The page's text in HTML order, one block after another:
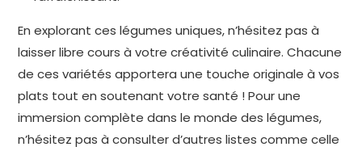
En explorant ces légumes uniques, n’hésitez pas à
laisser libre cours à votre créativité culinaire. Chacune
de ces variétés apportera une touche originale à vos
plats tout en soutenant votre santé ! Pour une
immersion complète dans le monde des légumes,
n’hésitez pas à consulter d’autres listes comme celle